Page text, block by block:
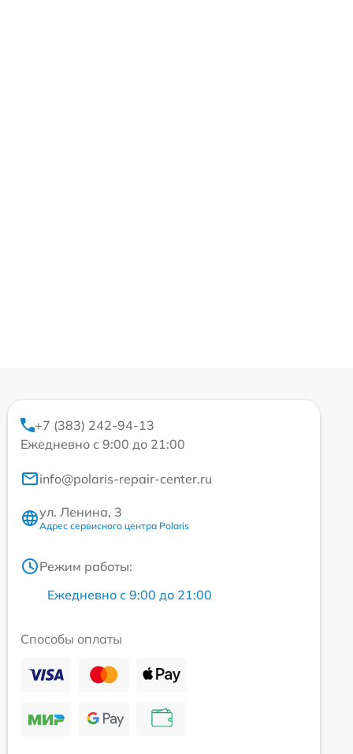
+7 (383) 242-94-13
Ежедневно с 9:00 до 21:00
info@polaris-repair-center.ru
ул. Ленина, 3
Адрес сервисного центра Polaris
Режим работы:
Ежедневно с 9:00 до 21:00
Способы оплаты